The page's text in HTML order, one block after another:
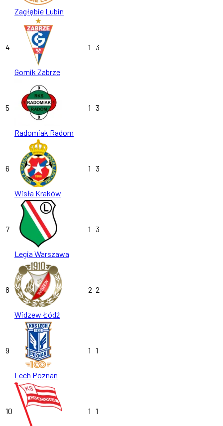
Zagłębie Lubin
4
Gornik Zabrze
1 3
5
Radomiak Radom
1 3
6
Wisła Kraków
1 3
7
Legia Warszawa
1 3
8
Widzew Łódź
2 2
9
Lech Poznan
1 1
10 1 1